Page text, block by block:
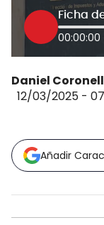
00:00:00
Daniel Coronell
12/03/2025 -
Añadir